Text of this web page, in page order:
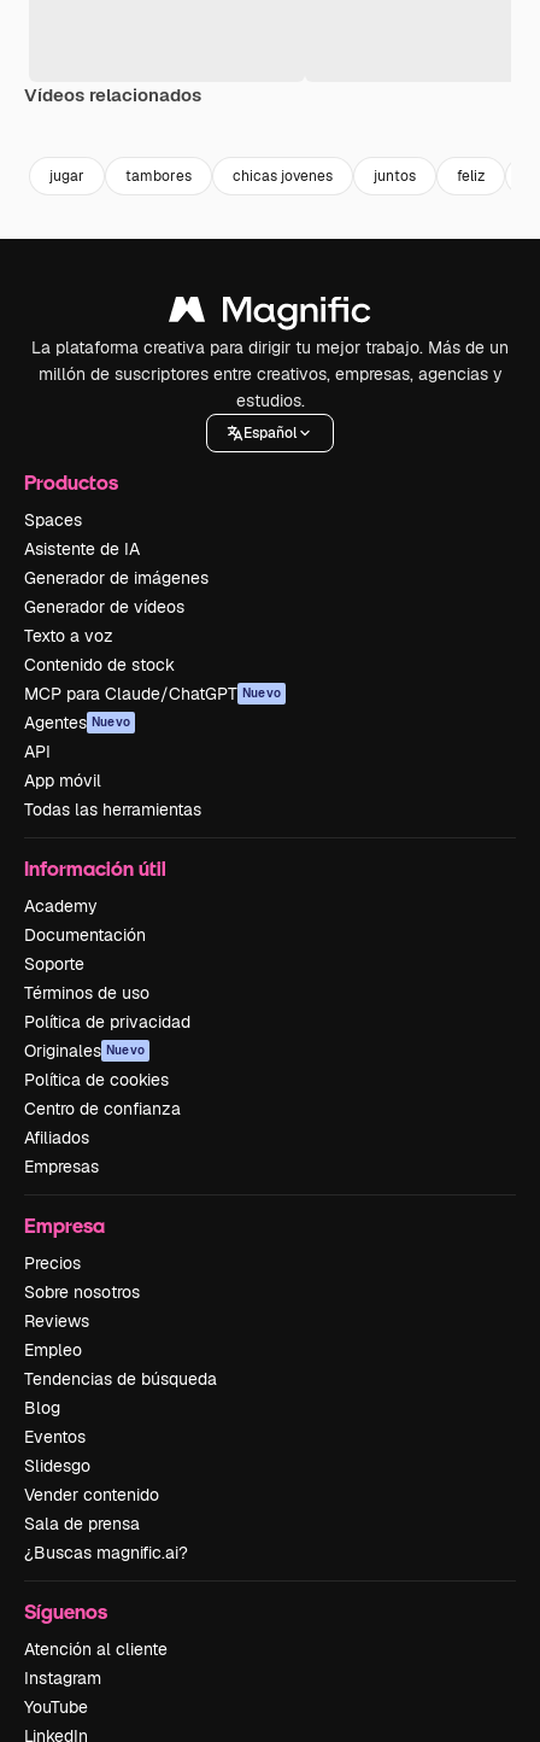
Vídeos relacionados
jugar tambores chicas jovenes juntos feliz
La plataforma creativa para dirigir tu mejor trabajo. Más de un
millón de suscriptores entre creativos, empresas, agencias y
estudios.
Español
Productos
Spaces
Asistente de IA
Generador de imágenes
Generador de vídeos
Texto a voz
Contenido de stock
MCP para Claude/ChatGPT Nuevo
Agentes Nuevo
API
App móvil
Todas las herramientas
Información útil
Academy
Documentación
Soporte
Términos de uso
Política de privacidad
Originales Nuevo
Política de cookies
Centro de confianza
Afiliados
Empresas
Empresa
Precios
Sobre nosotros
Reviews
Empleo
Tendencias de búsqueda
Blog
Eventos
Slidesgo
Vender contenido
Sala de prensa
¿Buscas magnific.ai?
Síguenos
Atención al cliente
Instagram
YouTube
LinkedIn